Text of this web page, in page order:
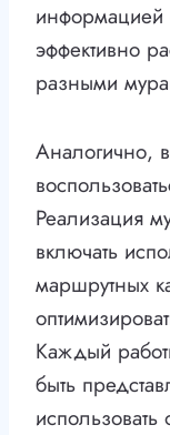
информацией
эффективно
разными
Аналогично,
Реализация
включать
маршрутных
Каждый
быть